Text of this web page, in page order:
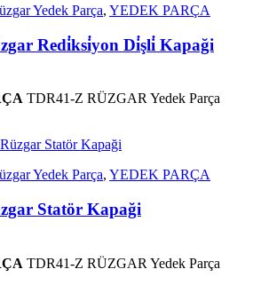
Yedek Parça, YEDEK PARÇA
Redi̇ksi̇yon Di̇şli̇ Kapaği
TDR41-Z RÜZGAR Yedek Parça
Yedek Parça, YEDEK PARÇA
Statör Kapaği
TDR41-Z RÜZGAR Yedek Parça